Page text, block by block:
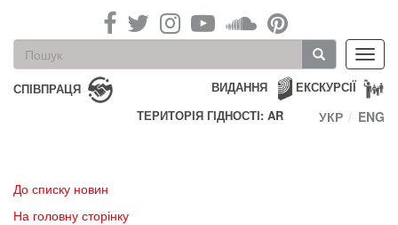
Пошукова
форма
Пошук
СПІВПРАЦЯ ЕКСКУРСІЇ
ВИДАННЯ
ТЕРИТОРІЯ ГІДНОСТІ: AR
УКР ENG
До списку новин
На головну сторінку